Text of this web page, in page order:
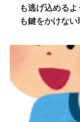
も逃げ込める
も鍵をかけない